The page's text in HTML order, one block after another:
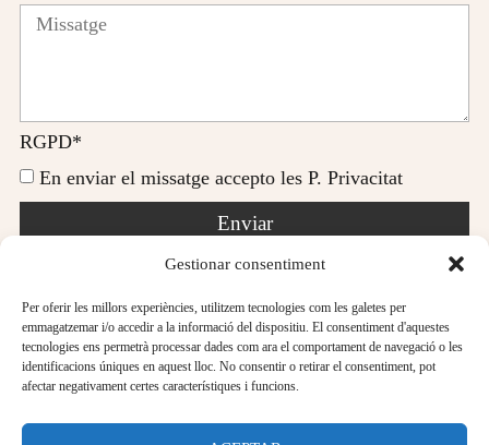
Gestionar consentiment
Per oferir les millors experiències, utilitzem tecnologies com les galetes per
emmagatzemar i/o accedir a la informació del dispositiu. El consentiment d'aquestes
tecnologies ens permetrà processar dades com ara el comportament de navegació o les
identificacions úniques en aquest lloc. No consentir o retirar el consentiment, pot
afectar negativament certes característiques i funcions.
RGPD*
En enviar el missatge accepto les P. Privacitat
Enviar
Avís legal